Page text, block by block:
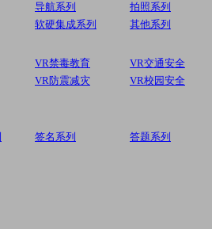
导航系列
拍照系列
软硬集成系列 其他系列
VR禁毒教育
VR交通安全
VR防震减灾
VR校园安全
签名系列
答题系列